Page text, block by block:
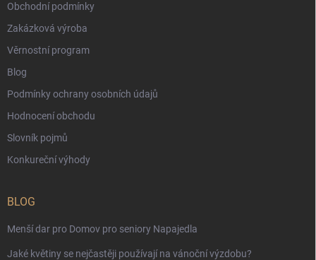
Obchodní podmínky
Zakázková výroba
Věrnostní program
Blog
Podmínky ochrany osobních údajů
Hodnocení obchodu
Slovník pojmů
Konkureční výhody
BLOG
Menší dar pro Domov pro seniory Napajedla
Jaké květiny se nejčastěji používají na vánoční výzdobu?